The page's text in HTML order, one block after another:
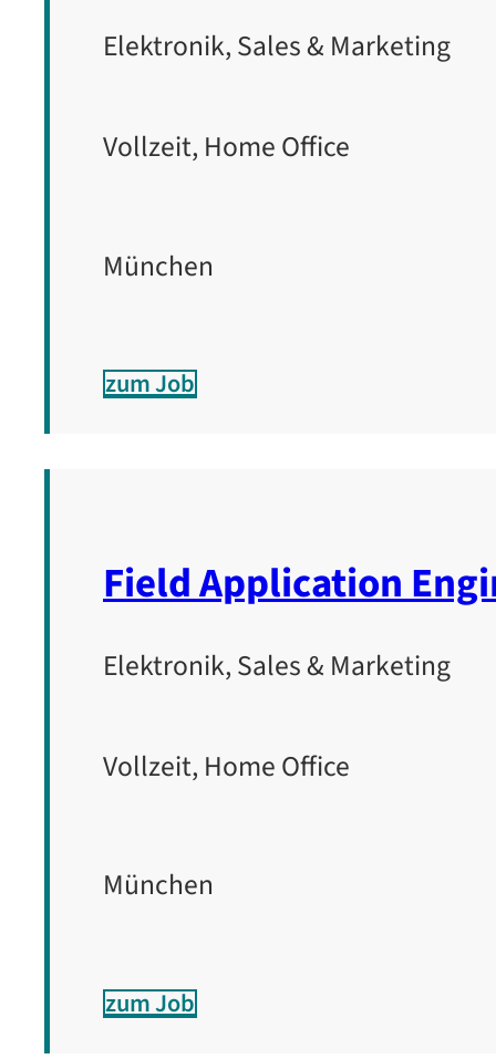
Elektronik, Sales & Marketing
Vollzeit, Home Office
München
zum Job
Field Application
Elektronik, Sales & Marketing
Vollzeit, Home Office
München
zum Job